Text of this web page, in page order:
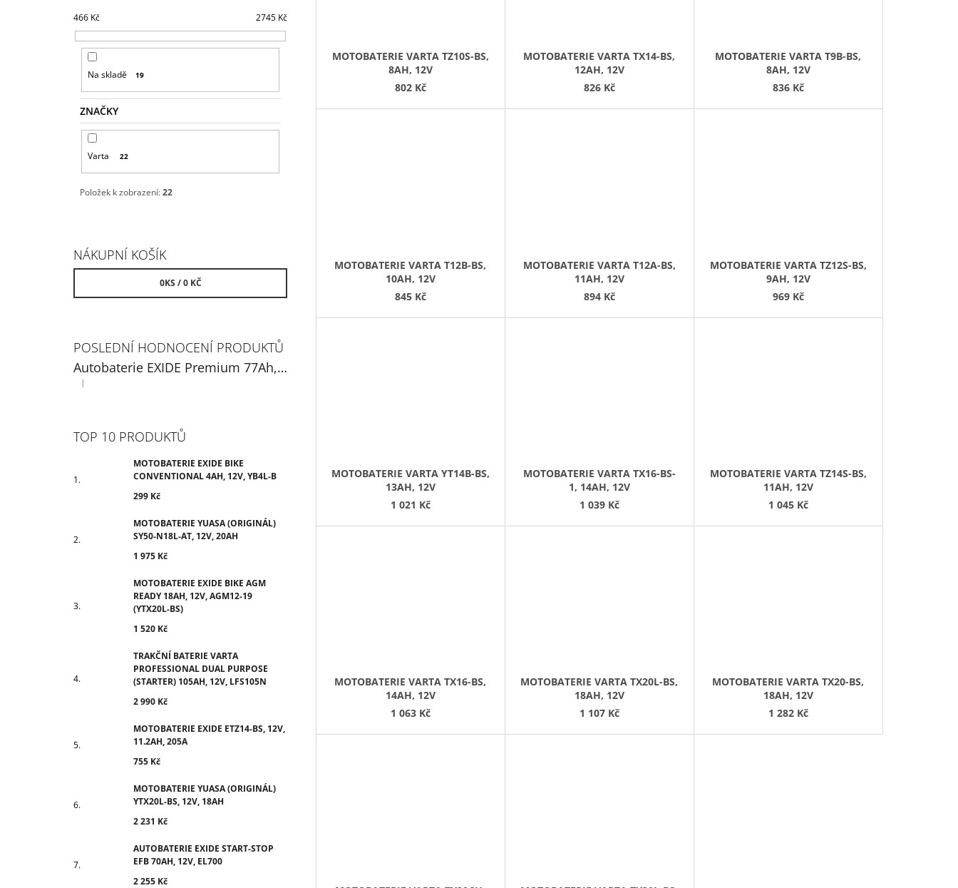
466 Kč 2745 Kč
Na skladě 19
ZNAČKY
Varta 22
Položek k zobrazení:22
NÁKUPNÍ KOŠÍK
0KS /0 KČ
POSLEDNÍ HODNOCENÍ PRODUKTŮ
Autobaterie EXIDE Premium 77Ah, 12V, EA770
Hodnocení produktu je 5 z 5 hvězdiček.
|
TOP 10 PRODUKTŮ
MOTOBATERIE EXIDE BIKE
CONVENTIONAL 4AH, 12V, YB4L-B
299 Kč
MOTOBATERIE YUASA (ORIGINÁL)
SY50-N18L-AT, 12V, 20AH
1 975 Kč
MOTOBATERIE EXIDE BIKE AGM
READY 18AH, 12V, AGM12-19
(YTX20L-BS)
1 520 Kč
TRAKČNÍ BATERIE VARTA
PROFESSIONAL DUAL PURPOSE
(STARTER) 105AH, 12V, LFS105N
2 990 Kč
MOTOBATERIE EXIDE ETZ14-BS, 12V,
11.2AH, 205A
755 Kč
MOTOBATERIE YUASA (ORIGINÁL)
YTX20L-BS, 12V, 18AH
2 231 Kč
AUTOBATERIE EXIDE START-STOP
EFB 70AH, 12V, EL700
2 255 Kč
MOTOBATERIE VARTA TZ10S-BS,
8AH, 12V
802 Kč
MOTOBATERIE VARTA TX14-BS,
12AH, 12V
826 Kč
MOTOBATERIE VARTA T9B-BS,
8AH, 12V
836 Kč
MOTOBATERIE VARTA T12B-BS,
10AH, 12V
845 Kč
MOTOBATERIE VARTA T12A-BS,
11AH, 12V
894 Kč
MOTOBATERIE VARTA TZ12S-BS,
9AH, 12V
969 Kč
MOTOBATERIE VARTA YT14B-BS,
13AH, 12V
1 021 Kč
MOTOBATERIE VARTA TX16-BS-
1, 14AH, 12V
1 039 Kč
MOTOBATERIE VARTA TZ14S-BS,
11AH, 12V
1 045 Kč
MOTOBATERIE VARTA TX16-BS,
14AH, 12V
1 063 Kč
MOTOBATERIE VARTA TX20L-BS,
18AH, 12V
1 107 Kč
MOTOBATERIE VARTA TX20-BS,
18AH, 12V
1 282 Kč